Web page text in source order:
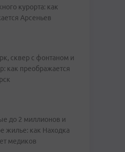
курорта: как
Арсеньев
сквер с фонтаном и
как преображается
до 2 миллионов и
жилье: как Находка
медиков